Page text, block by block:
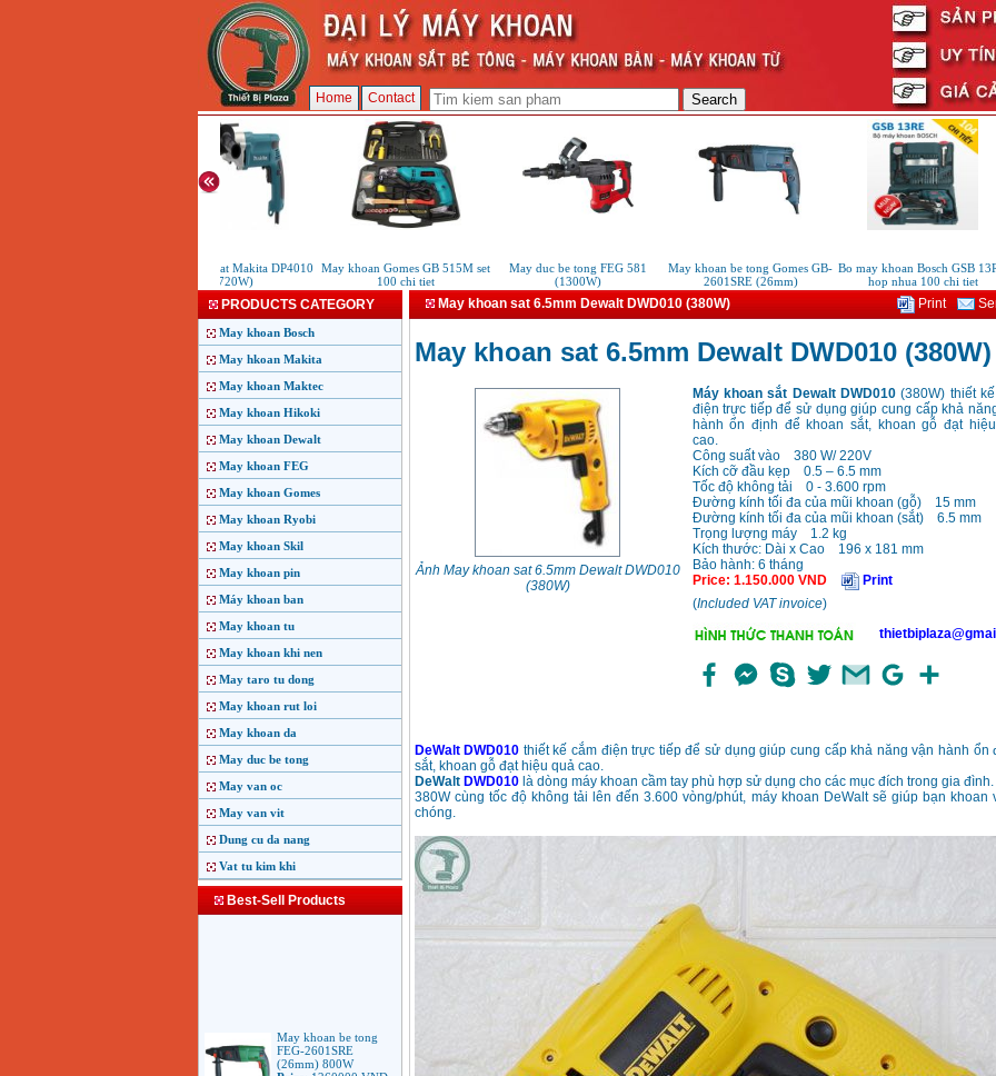
Home Contact
May khoan sat Makita DP4010
(720W)
May khoan Gomes GB 515M set
100 chi tiet
May duc be tong FEG 581
(1300W)
May khoan be tong Gomes GB-
2601SRE (26mm)
Bo may khoan Bosch GSB 13RE
hop nhua 100 chi tiet
PRODUCTS CATEGORY
May khoan Bosch
May hkoan Makita
May khoan Maktec
May khoan Hikoki
May khoan Dewalt
May khoan FEG
May khoan Gomes
May khoan Ryobi
May khoan Skil
May khoan pin
Máy khoan ban
May khoan tu
May khoan khi nen
May taro tu dong
May khoan rut loi
May khoan da
May duc be tong
May van oc
May van vit
Dung cu da nang
Vat tu kim khi
Best-Sell Products
FEG-2601SRE
(26mm) 800W
Price:1260000
May khoan sat 6.5mm Dewalt DWD010 (380W) Print
May khoan sat 6.5mm Dewalt DWD010 (380W)
Ảnh May khoan sat 6.5mm Dewalt DWD010
(380W)
Máy khoan sắt Dewalt DWD010 (380W) thiết
điện trực tiếp để sử dụng giúp cung cấp khả
hành ổn định để khoan sắt, khoan gỗ đạt
cao.
Công suất vào 380 W/ 220V
Kích cỡ đầu kẹp 0.5 – 6.5 mm
Tốc độ không tải 0 - 3.600 rpm
Đường kính tối đa của mũi khoan (gỗ) 15 mm
Đường kính tối đa của mũi khoan (sắt) 6.5 mm
Trọng lượng máy 1.2 kg
Kích thước: Dài x Cao 196 x 181 mm
Bảo hành: 6 tháng
Price: 1.150.000VND
Print
(Included VAT invoice)
DeWalt DWD010 thiết kế cắm điện trực tiếp để sử dụng giúp cung cấp khả năng vận hành ổn
sắt, khoan gỗ đạt hiệu quả cao.
DeWalt DWD010là dòng máy khoan cầm tay phù hợp sử dụng cho các mục đích trong gia
380W cùng tốc độ không tải lên đến 3.600 vòng/phút, máy khoan DeWalt sẽ giúp bạn khoan
chóng.